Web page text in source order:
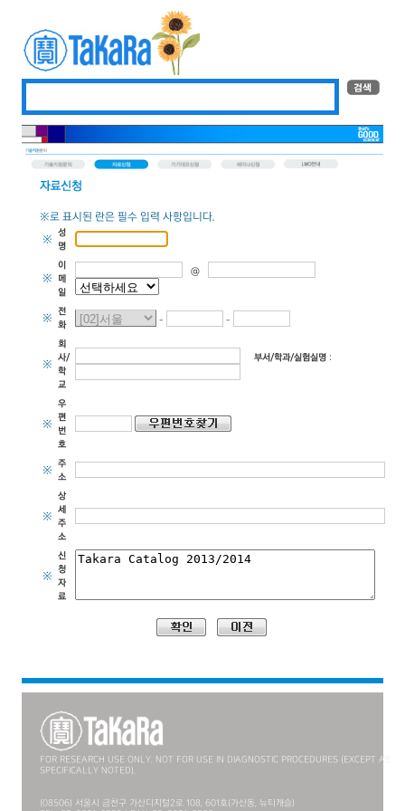
※로 표시된 란은 필수 입력 사항입니다.
※
성
명
※
이
메
일
@
※
전
화
- -
※
회
사/
학
교
부서/학과/실험실명 :
※
우
편
번
호
※
주
소
※
상
세
주
소
※
신
청
자
료
FOR RESEARCH USE ONLY. NOT FOR USE IN DIAGNOSTIC PROCEDURES (EXCEPT AS
SPECIFICALLY NOTED).
(08506) 서울시 금천구 가산디지털2로 108, 601호(가산동, 뉴티캐슬)